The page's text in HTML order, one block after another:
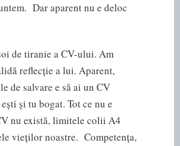
Dar aparent nu e deloc
de tiranie a CV-ului. Am
reflecție a lui. Aparent,
de salvare e să ai un CV
și tu bogat. Tot ce nu e
nu există, limitele colii A4
vieților noastre. Competența,